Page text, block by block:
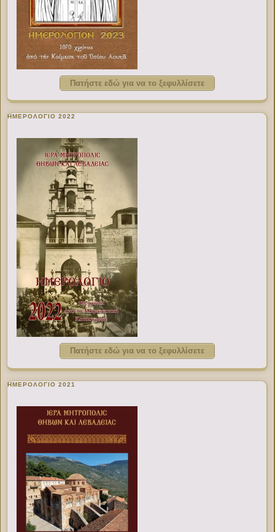
Πατήστε εδώ για να το ξεφυλλίσετε
ΗΜΕΡΟΛΟΓΙΟ 2022
Πατήστε εδώ για να το ξεφυλλίσετε
ΗΜΕΡΟΛΟΓΙΟ 2021